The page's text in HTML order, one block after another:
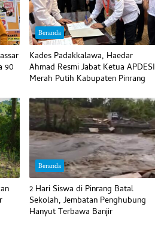
90
Beranda
Kades Padakkalawa, Haedar
Ahmad Resmi Jabat Ketua APDESI
Merah Putih Kabupaten Pinrang
Beranda
2 Hari Siswa di Pinrang Batal
Sekolah, Jembatan Penghubung
Hanyut Terbawa Banjir